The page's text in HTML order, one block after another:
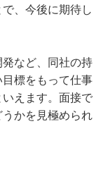
、今後に期待し
など、同社の持
標をもって仕事
えます。面接で
かを見極められ